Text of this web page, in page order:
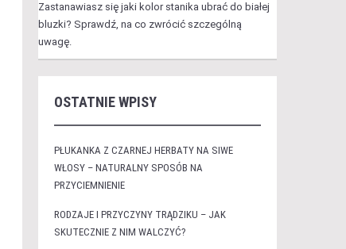
Zastanawiasz się jaki kolor stanika ubrać do białej
bluzki? Sprawdź, na co zwrócić szczególną
uwagę.
OSTATNIE WPISY
PŁUKANKA Z CZARNEJ HERBATY NA SIWE
WŁOSY – NATURALNY SPOSÓB NA
PRZYCIEMNIENIE
RODZAJE I PRZYCZYNY TRĄDZIKU – JAK
SKUTECZNIE Z NIM WALCZYĆ?